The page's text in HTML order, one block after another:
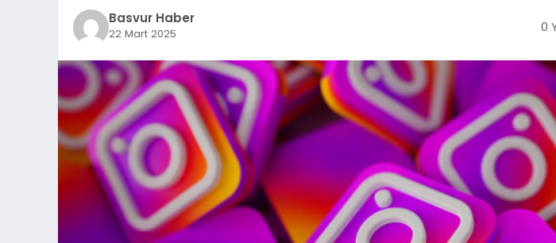
Basvur Haber
22 Mart 2025 0